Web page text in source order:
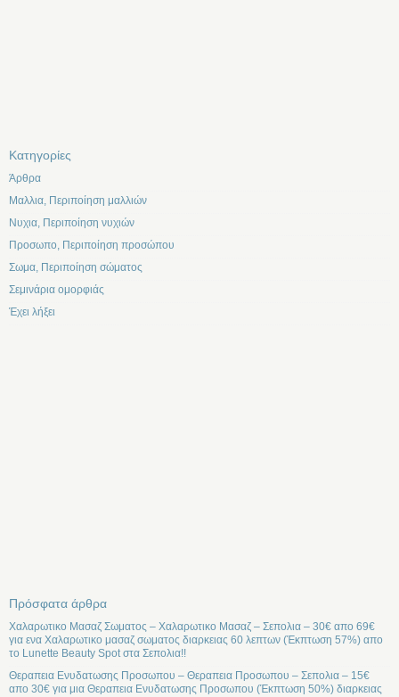
Kατηγορίες
Άρθρα
Μαλλια, Περιποίηση μαλλιών
Νυχια, Περιποίηση νυχιών
Προσωπο, Περιποίηση προσώπου
Σωμα, Περιποίηση σώματος
Σεμινάρια ομορφιάς
Έχει λήξει
Πρόσφατα άρθρα
Χαλαρωτικο Μασαζ Σωματος – Χαλαρωτικο Μασαζ – Σεπολια – 30€ απο 69€
για ενα Χαλαρωτικο μασαζ σωματος διαρκειας 60 λεπτων (Έκπτωση 57%) απο
το Lunette Beauty Spot στα Σεπολια!!
Θεραπεια Ενυδατωσης Προσωπου – Θεραπεια Προσωπου – Σεπολια – 15€
απο 30€ για μια Θεραπεια Ενυδατωσης Προσωπου (Έκπτωση 50%) διαρκειας